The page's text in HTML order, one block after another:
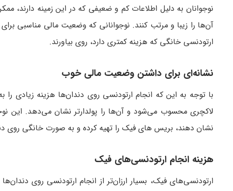
نوجوانان به دلیل اطلاعات کم و ضعیفی که در این زمینه دارند،
آن‌ها را زیبا و مرتب کنند. نوجوانانی که وضعیت مالی مناسبی
ارتودنسی خانگی که هزینه کمتری دارد، روی بیاورند.
نشانه‌ای برای داشتن وضعیت مالی خوب
با توجه به این که انجام ارتودنسی روی دندان‌ها هزینه زیادی
لاکچری محسوب می‌شود و آن‌ها را پولدارتر نشان می‌دهد.
نشان دهند، بریس های فیک را تهیه کرده و به صورت خانگی روی
هزینه انجام ارتودنسی‌های فیک
ارتودنسی‌های فیک، بسیار ارزان‌تر از انجام ارتودنسی روی